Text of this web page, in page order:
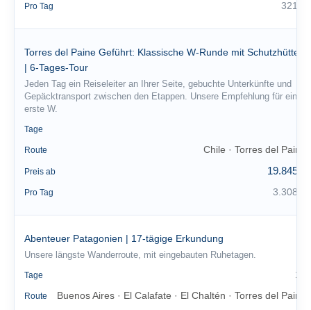
Pro Tag 321 €
Torres del Paine Geführt: Klassische W-Runde mit Schutzhütten
| 6-Tages-Tour
Jeden Tag ein Reiseleiter an Ihrer Seite, gebuchte Unterkünfte und
Gepäcktransport zwischen den Etappen. Unsere Empfehlung für eine
erste W.
Tage
Route Chile · Torres del Paine
Preis ab 19.845 €
Pro Tag 3.308 €
Abenteuer Patagonien | 17-tägige Erkundung
Unsere längste Wanderroute, mit eingebauten Ruhetagen.
Tage 17
Route Buenos Aires · El Calafate · El Chaltén · Torres del Paine